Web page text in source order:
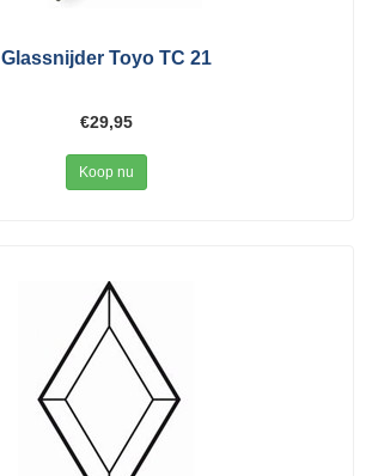
Glassnijder Toyo TC 21
€29,95
Koop nu